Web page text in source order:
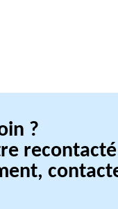
?
recontacté